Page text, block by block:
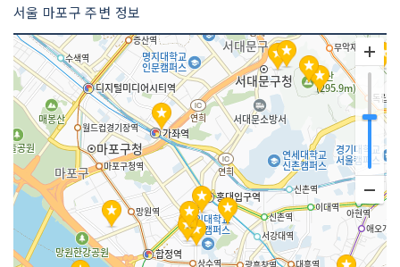
서울 마포구 주변 정보